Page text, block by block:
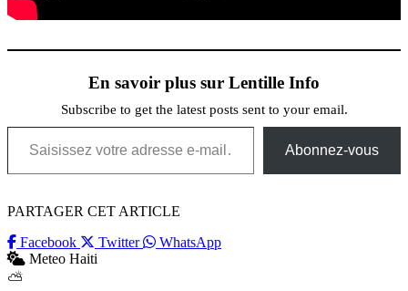
En savoir plus sur Lentille Info
Subscribe to get the latest posts sent to your email.
Saisissez votre adresse e-mail…
Abonnez-vous
PARTAGER CET ARTICLE
Facebook
Twitter
WhatsApp
Meteo Haiti
⛅